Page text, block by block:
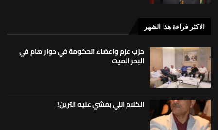
الاكثر قراءة هذا الشهر
حزب عزم واعضاء الحكومة في حوار هام في
البحر الميت
الكلام اللي بمشي عليه الترين!